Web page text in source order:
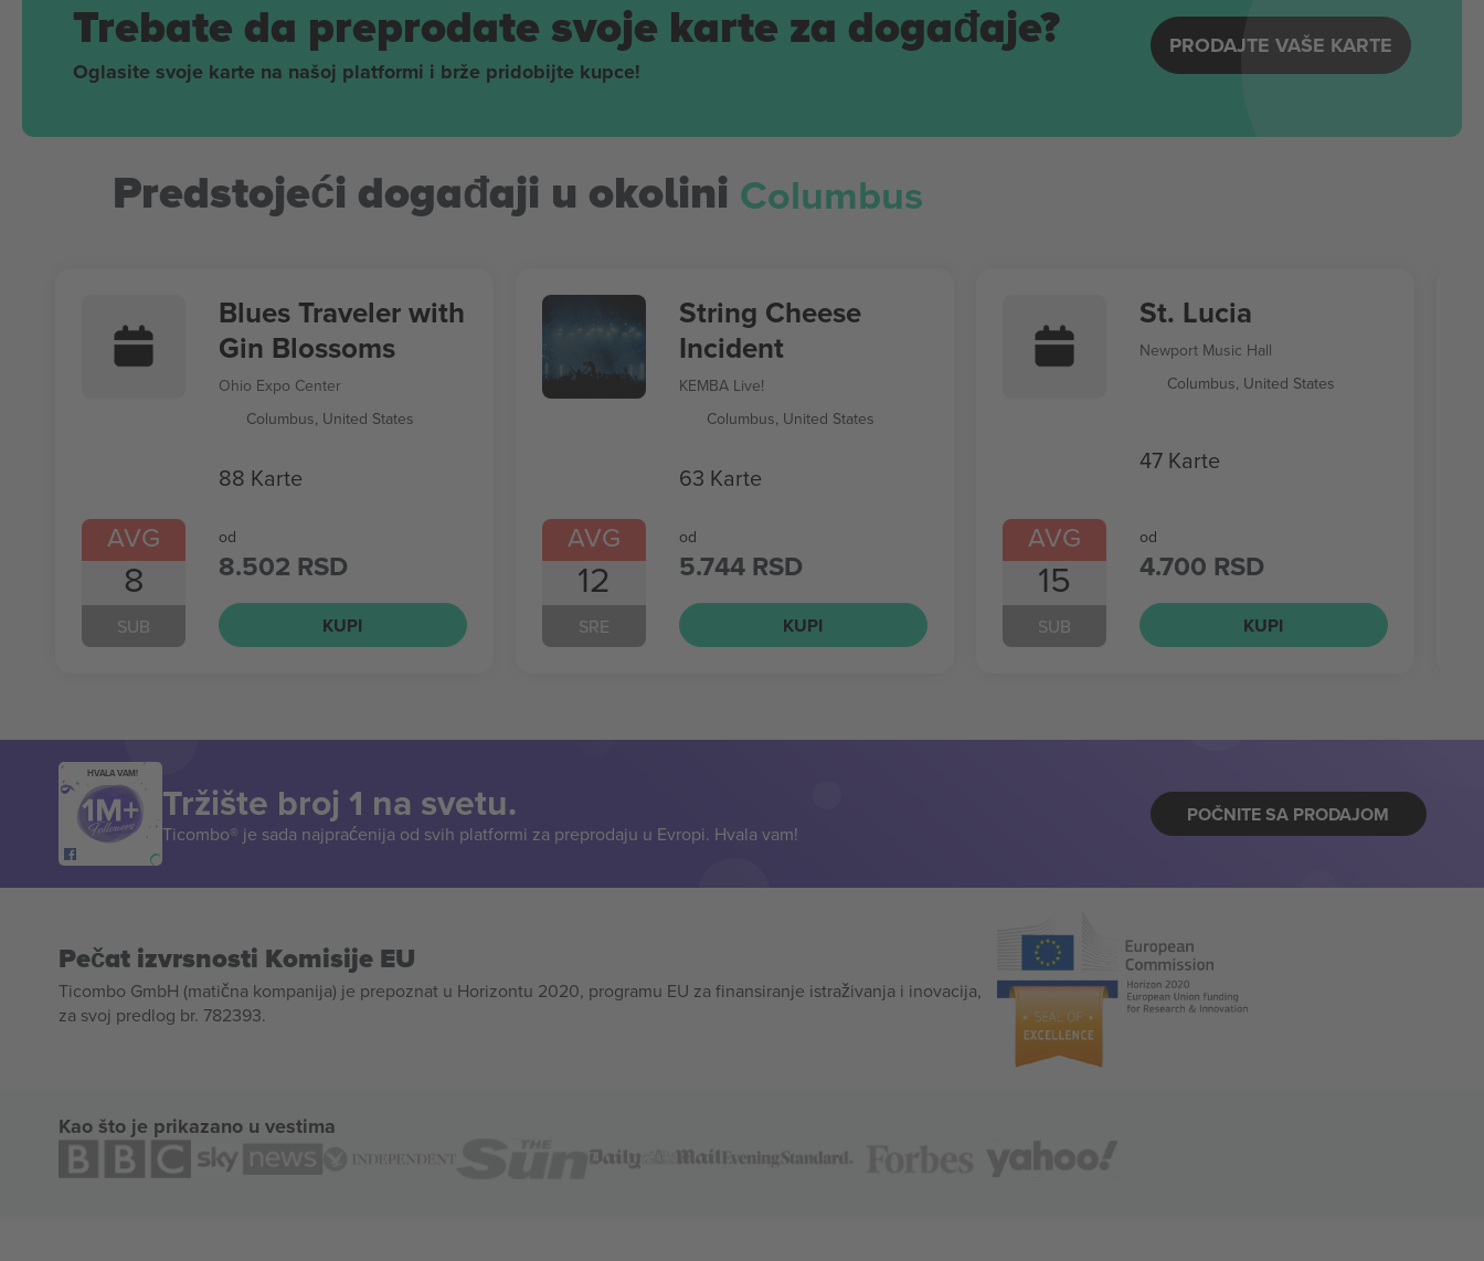
Trebate da preprodate svoje karte za događaje?
Oglasite svoje karte na našoj platformi i brže pridobijte kupce!
PRODAJTE VAŠE KARTE
Predstojeći događaji u okolini Columbus
AVG
8
SUB
Blues Traveler with
Gin Blossoms
Ohio Expo Center
Columbus, United States
88 Karte
od
8.502 RSD
KUPI
AVG
12
SRE
String Cheese
Incident
KEMBA Live!
Columbus, United States
63 Karte
od
5.744 RSD
KUPI
AVG
15
SUB
St. Lucia
Newport Music Hall
Columbus, United States
47 Karte
od
4.700 RSD
KUPI
HVALA VAM!
Tržište broj 1 na svetu.
Ticombo® je sada najpraćenija od svih platformi za preprodaju u Evropi. Hvala vam!
POČNITE SA PRODAJOM
Pečat izvrsnosti Komisije EU
Ticombo GmbH (matična kompanija) je prepoznat u Horizontu 2020, programu EU za finansiranje istraživanja i inovacija,
za svoj predlog br. 782393.
Kao što je prikazano u vestima